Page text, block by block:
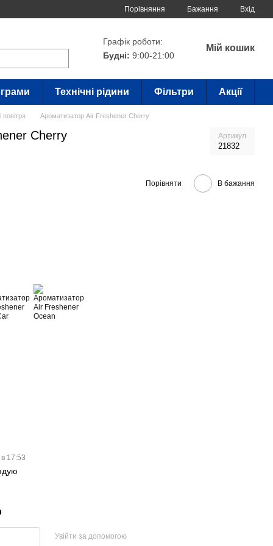
Порівняння Бажання Вхід
Графік роботи:
Будні: 9:00-21:00
Мій кошик
Технічні рідини Фільтри Акції
повітря Ароматизатор Air Freshener Cherry
Cherry Артикул
21832
Порівняти В бажання
17:53
Увійти за допомогою